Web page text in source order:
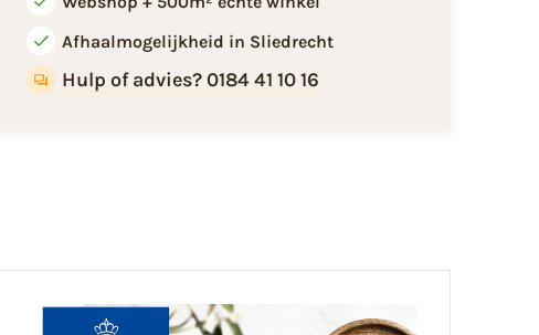
Afhaalmogelijkheid in Sliedrecht
Hulp of advies? 0184 41 10 16